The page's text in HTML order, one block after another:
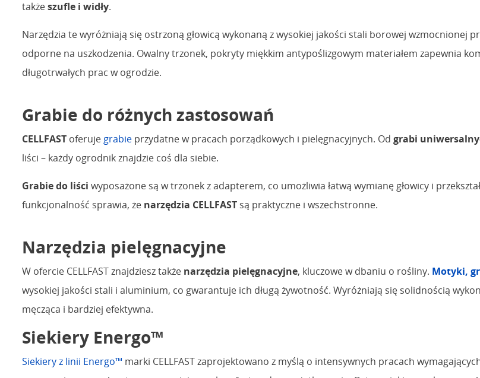
takżeszufle i widły.
Narzędzia te wyróżniają się ostrzoną głowicą wykonaną z wysokiej jakości stali borowej wzmocnionej
odporne na uszkodzenia. Owalny trzonek, pokryty miękkim antypoślizgowym materiałem zapewnia
długotrwałych prac w ogrodzie.
Grabie do różnych zastosowań
CELLFAST oferuje grabie przydatne w pracach porządkowych i pielęgnacyjnych. Od grabi
liści – każdy ogrodnik znajdzie coś dla siebie.
Grabie do liści wyposażone są w trzonek z adapterem, co umożliwia łatwą wymianę głowicy i
funkcjonalność sprawia, że narzędzia CELLFAST są praktyczne i wszechstronne.
Narzędzia pielęgnacyjne
W ofercie CELLFAST znajdziesz także narzędzia pielęgnacyjne, kluczowe w dbaniu o rośliny. Motyki,
wysokiej jakości stali i aluminium, co gwarantuje ich długą żywotność. Wyróżniają się solidnością
męcząca i bardziej efektywna.
Siekiery Energo™
Siekiery z linii Energo™ marki CELLFAST zaprojektowano z myślą o intensywnych pracach